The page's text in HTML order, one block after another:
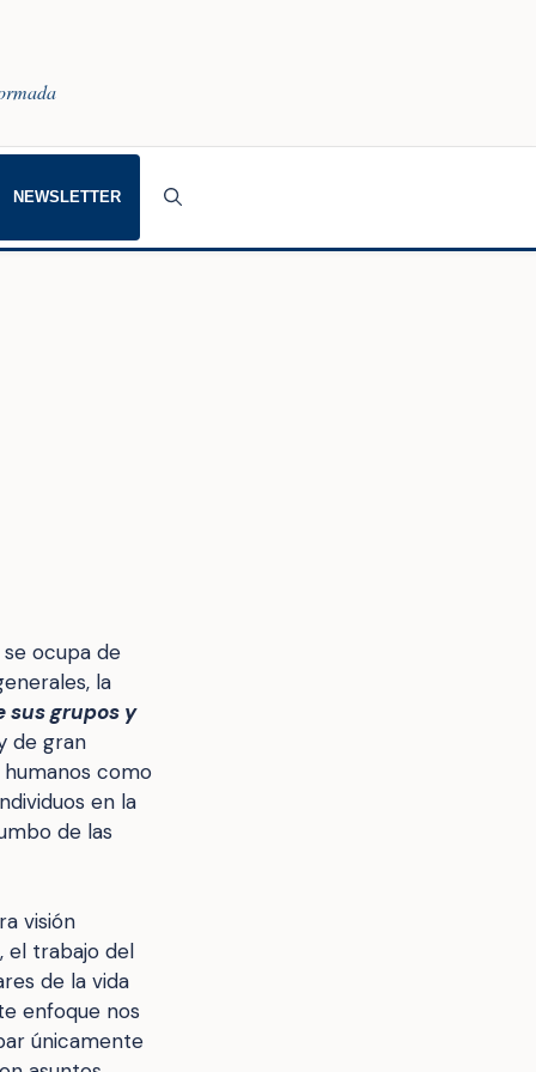
NEWSLETTER
se ocupa de
la
sus grupos y
de gran
como
en la
de las
visión
el trabajo del
de la vida
enfoque nos
únicamente